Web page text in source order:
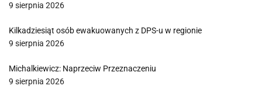
9 sierpnia 2026
Kilkadziesiąt osób ewakuowanych z DPS-u w regionie
9 sierpnia 2026
Michalkiewicz: Naprzeciw Przeznaczeniu
9 sierpnia 2026